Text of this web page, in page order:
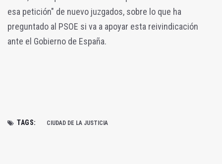
esa petición" de nuevo juzgados, sobre lo que ha
preguntado al PSOE si va a apoyar esta reivindicación
ante el Gobierno de España.
TAGS: CIUDAD DE LA JUSTICIA